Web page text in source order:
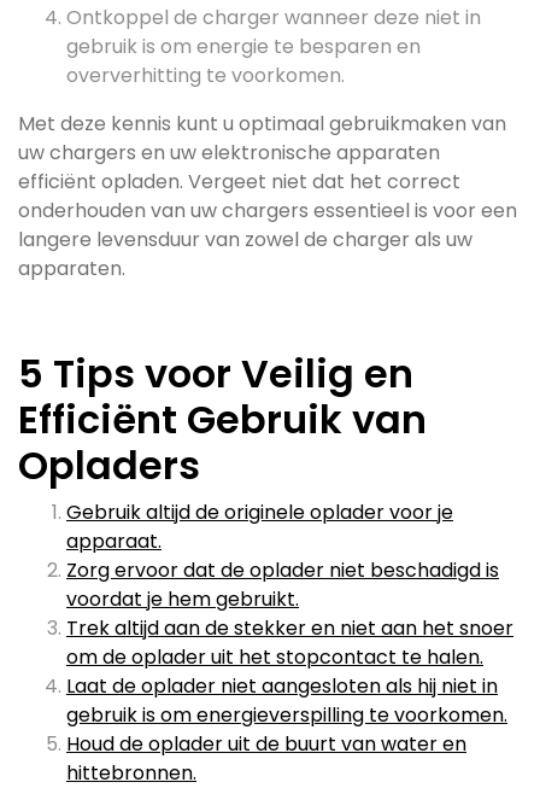
Ontkoppel de charger wanneer deze niet in
gebruik is om energie te besparen en
oververhitting te voorkomen.
Met deze kennis kunt u optimaal gebruikmaken van
uw chargers en uw elektronische apparaten
efficiënt opladen. Vergeet niet dat het correct
onderhouden van uw chargers essentieel is voor een
langere levensduur van zowel de charger als uw
apparaten.
5 Tips voor Veilig en
Efficiënt Gebruik van
Opladers
Gebruik altijd de originele oplader voor je
apparaat.
Zorg ervoor dat de oplader niet beschadigd is
voordat je hem gebruikt.
Trek altijd aan de stekker en niet aan het snoer
om de oplader uit het stopcontact te halen.
Laat de oplader niet aangesloten als hij niet in
gebruik is om energieverspilling te voorkomen.
Houd de oplader uit de buurt van water en
hittebronnen.